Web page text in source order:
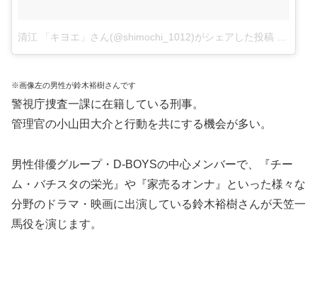
清江 「キヨエ」さん(@shimochi_1012)がシェアした投稿
※画像左の男性が鈴木裕樹さんです
警視庁捜査一課に在籍している刑事。
管理官の小山田大介と行動を共にする機会が多い。
男性俳優グループ・D-BOYSの中心メンバーで、『チー
ム・バチスタの栄光』や『家売るオンナ』といった様々な
分野のドラマ・映画に出演している鈴木裕樹さんが天笠一
馬役を演じます。